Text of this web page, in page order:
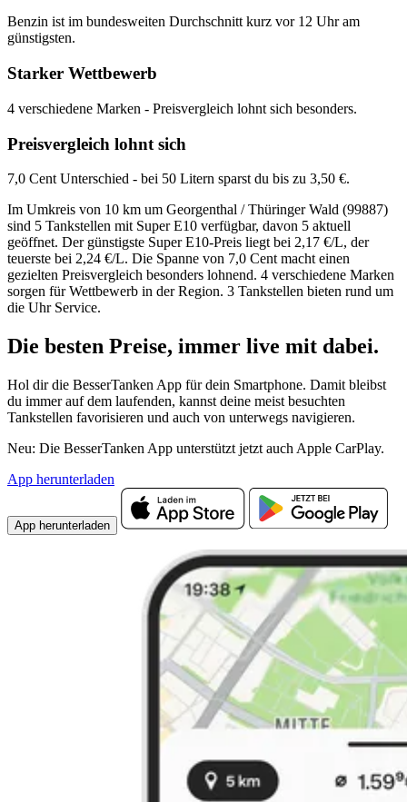
Benzin ist im bundesweiten Durchschnitt kurz vor 12 Uhr am
günstigsten.
Starker Wettbewerb
4 verschiedene Marken - Preisvergleich lohnt sich besonders.
Preisvergleich lohnt sich
7,0 Cent Unterschied - bei 50 Litern sparst du bis zu 3,50 €.
Im Umkreis von 10 km um Georgenthal / Thüringer Wald (99887)
sind 5 Tankstellen mit Super E10 verfügbar, davon 5 aktuell
geöffnet. Der günstigste Super E10-Preis liegt bei 2,17 €/L, der
teuerste bei 2,24 €/L. Die Spanne von 7,0 Cent macht einen
gezielten Preisvergleich besonders lohnend. 4 verschiedene Marken
sorgen für Wettbewerb in der Region. 3 Tankstellen bieten rund um
die Uhr Service.
Die besten Preise, immer live mit dabei.
Hol dir die BesserTanken App für dein Smartphone. Damit bleibst
du immer auf dem laufenden, kannst deine meist besuchten
Tankstellen favorisieren und auch von unterwegs navigieren.
Neu: Die BesserTanken App unterstützt jetzt auch Apple CarPlay.
App herunterladen
App herunterladen